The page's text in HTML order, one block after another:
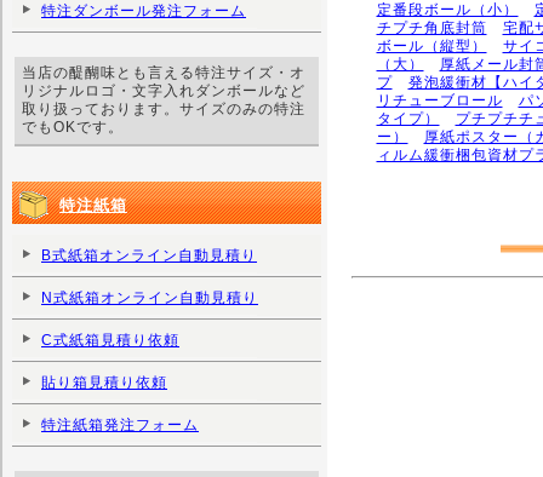
定番段ボール（小）
チプチ角底封筒
宅配
ボール（縦型）
サイ
（大）
厚紙メール封
プ
発泡緩衝材【ハイ
リチューブロール
パ
タイプ）
プチプチチ
ー）
厚紙ポスター（
ィルム緩衝梱包資材プ
特注ダンボール発注フォーム
当店の醍醐味とも言える特注サイズ・オ
リジナルロゴ・文字入れダンボールなど
取り扱っております。サイズのみの特注
でもOKです。
特注紙箱
B式紙箱オンライン自動見積り
N式紙箱オンライン自動見積り
C式紙箱見積り依頼
貼り箱見積り依頼
特注紙箱発注フォーム